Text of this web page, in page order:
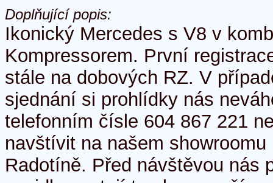
Doplňující popis:
Ikonický Mercedes s V8 v
Kompressorem. První
stále na dobových RZ. V
sjednání si prohlídky nás
telefonním čísle 604 867 221
navštívit na našem
Radotíně. Před návštěvou nás